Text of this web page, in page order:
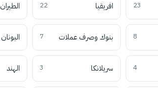
23 افريقيا 22 الطيران
8 بنوك وصرف عملات 7 اليونان
4 سريلانكا 3 الهند